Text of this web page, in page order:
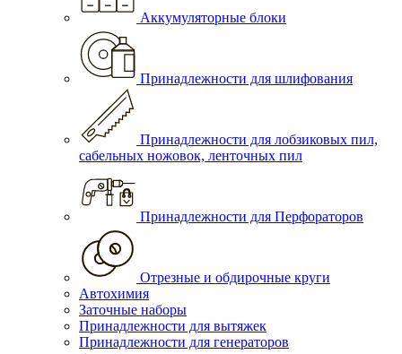
Аккумуляторные блоки
Принадлежности для шлифования
Принадлежности для лобзиковых пил,
сабельных ножовок, ленточных пил
Принадлежности для Перфораторов
Отрезные и обдирочные круги
Автохимия
Заточные наборы
Принадлежности для вытяжек
Принадлежности для генераторов